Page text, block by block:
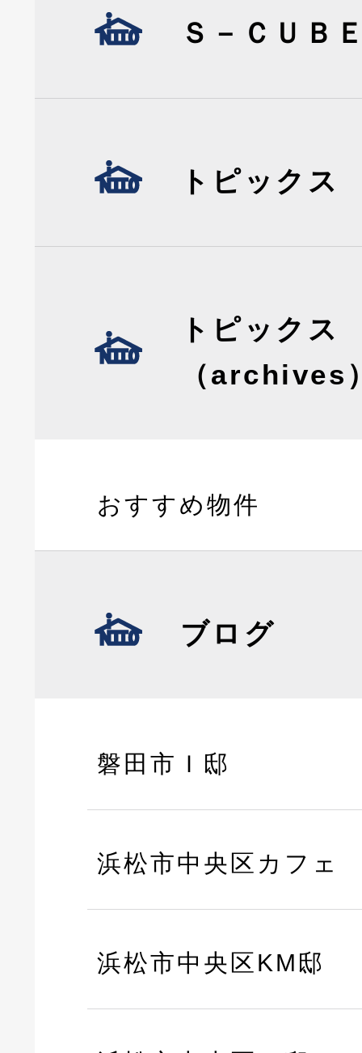
Ｓ－ＣＵＢ
トピックス
トピックス
（archives
おすすめ物件
ブログ
磐田市Ｉ邸
浜松市中央区カフェ
浜松市中央区KM邸